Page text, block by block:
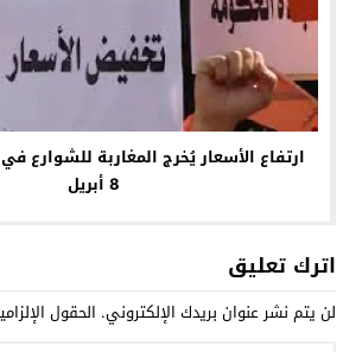
ارتفاع الأسعار يُخرج المغاربة للشوارع
8 أبريل
اترك تعليق
لن يتم نشر عنوان بريدك الإلكتروني. الحقول